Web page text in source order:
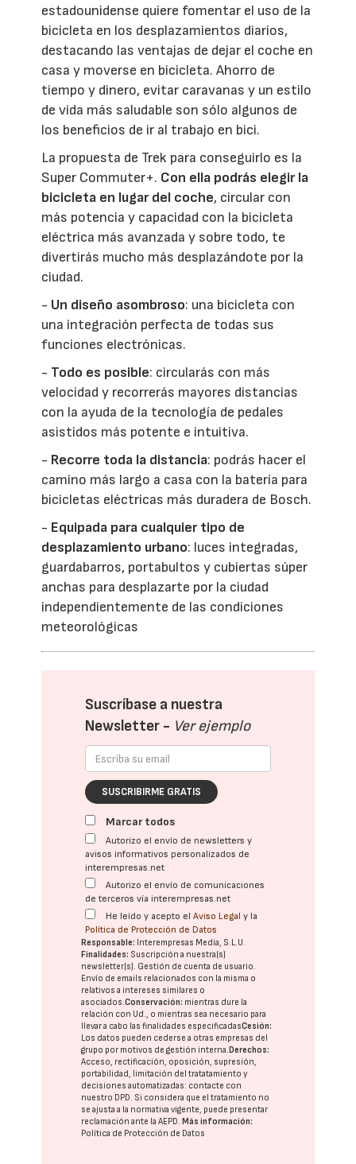
estadounidense quiere fomentar el uso de la
bicicleta en los desplazamientos diarios,
destacando las ventajas de dejar el coche en
casa y moverse en bicicleta. Ahorro de
tiempo y dinero, evitar caravanas y un estilo
de vida más saludable son sólo algunos de
los beneficios de ir al trabajo en bici.
La propuesta de Trek para conseguirlo es la
Super Commuter+. Con ella podrás elegir la
bicicleta en lugar del coche, circular con
más potencia y capacidad con la bicicleta
eléctrica más avanzada y sobre todo, te
divertirás mucho más desplazándote por la
ciudad.
- Un diseño asombroso: una bicicleta con
una integración perfecta de todas sus
funciones electrónicas.
- Todo es posible: circularás con más
velocidad y recorrerás mayores distancias
con la ayuda de la tecnología de pedales
asistidos más potente e intuitiva.
- Recorre toda la distancia: podrás hacer el
camino más largo a casa con la batería para
bicicletas eléctricas más duradera de Bosch.
- Equipada para cualquier tipo de
desplazamiento urbano: luces integradas,
guardabarros, portabultos y cubiertas súper
anchas para desplazarte por la ciudad
independientemente de las condiciones
meteorológicas
Suscríbase a nuestra
Newsletter - Ver ejemplo
SUSCRIBIRME GRATIS
Marcar todos
Autorizo el envío de newsletters y
avisos informativos personalizados de
interempresas.net
Autorizo el envío de comunicaciones
de terceros vía interempresas.net
He leído y acepto elAviso Legal y la
Política de Protección de Datos
Responsable: Interempresas Media, S.L.U.
Finalidades: Suscripción a nuestra(s)
newsletter(s). Gestión de cuenta de usuario.
Envío de emails relacionados con la misma o
relativos a intereses similares o
asociados.Conservación: mientras dure la
relación con Ud., o mientras sea necesario para
llevar a cabo las finalidades especificadasCesión:
Los datos pueden cederse a otras empresas del
grupo por motivos de gestión interna. Derechos:
Acceso, rectificación, oposición, supresión,
portabilidad, limitación del tratatamiento y
decisiones automatizadas: contacte con
nuestro DPD. Si considera que el tratamiento no
se ajusta a la normativa vigente, puede presentar
reclamación ante laAEPD. Más información:
Política de Protección de Datos